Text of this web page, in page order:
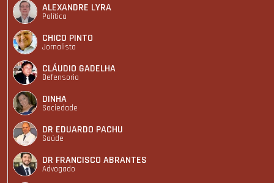
ALEXANDRE LYRA
Política
CHICO PINTO
Jornalista
CLÁUDIO GADELHA
Defensoria
DINHA
Sociedade
DR EDUARDO PACHU
Saúde
DR FRANCISCO ABRANTES
Advogado